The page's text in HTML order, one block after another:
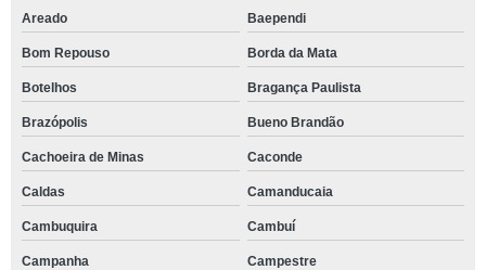
Areado Baependi
Bom Repouso Borda da Mata
Botelhos Bragança Paulista
Brazópolis Bueno Brandão
Cachoeira de Minas Caconde
Caldas Camanducaia
Cambuquira Cambuí
Campanha Campestre